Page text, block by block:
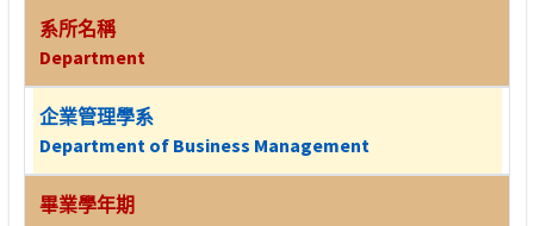
系所名稱
Department
企業管理學系
Department of Business Management
畢業學年期